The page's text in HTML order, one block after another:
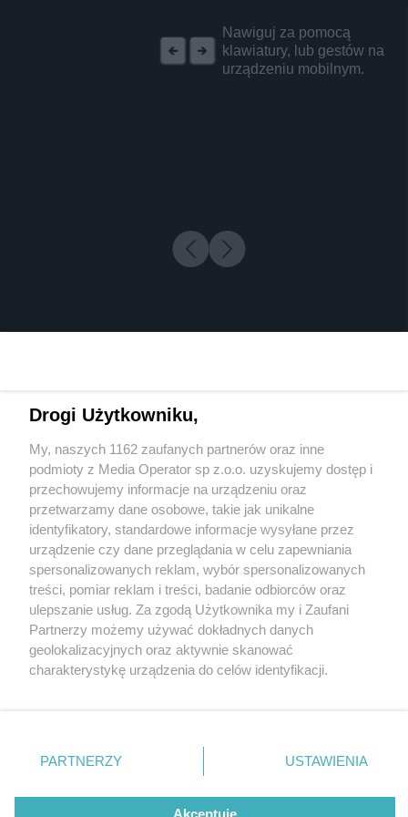
Nawiguj za pomocą
klawiatury, lub gestów na
urządzeniu mobilnym.
5 / 0
Wydawca mediów lokalnych
Nie zapomnij
zapoznać się z:
polityką prywatności regulamin korzystania z portali
Twojemiasto
Piekary Śląskie
Chorzów
Tarnowskie Góry
Gliwice
Skontakuj sięz nami
Kontakt
Wydawca
Redakcja
Drogi Użytkowniku,
My, naszych 1162 zaufanych partnerów oraz inne
podmioty z Media Operator sp z.o.o. uzyskujemy dostęp i
przechowujemy informacje na urządzeniu oraz
przetwarzamy dane osobowe, takie jak unikalne
identyfikatory, standardowe informacje wysyłane przez
urządzenie czy dane przeglądania w celu zapewniania
spersonalizowanych reklam, wybór spersonalizowanych
treści, pomiar reklam i treści, badanie odbiorców oraz
ulepszanie usług. Za zgodą Użytkownika my i Zaufani
Partnerzy możemy używać dokładnych danych
geolokalizacyjnych oraz aktywnie skanować
charakterystykę urządzenia do celów identyfikacji.
zmienić/wycofać klikając przycisk ustawień prywatności
znajdujący się w lewym dolnym rogu strony
rodzaje przetwarzania danych nie wymagają zgody
użytkownika, ale masz prawo sprzeciwić się takiemu
PARTNERZY USTAWIENIA
Akceptuję